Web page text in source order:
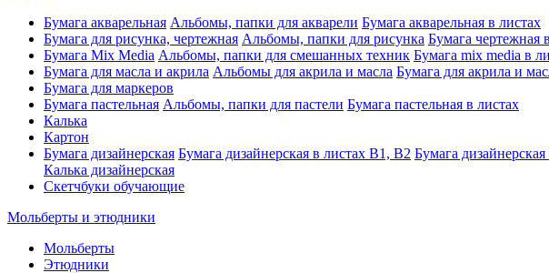
Бумага акварельная Альбомы, папки для акварели Бумага акварельная в листах
Бумага для рисунка, чертежная Альбомы, папки для рисунка Бумага чертежная
Бумага Mix Media Альбомы, папки для смешанных техник Бумага mix media в
Бумага для масла и акрила Альбомы для акрила и масла Бумага для акрила и
Бумага для маркеров
Бумага пастельная Альбомы, папки для пастели Бумага пастельная в листах
Калька
Картон
Бумага дизайнерская Бумага дизайнерская в листах В1, В2 Бумага
Калька дизайнерская
Скетчбуки обучающие
Мольберты и этюдники
Мольберты
Этюдники